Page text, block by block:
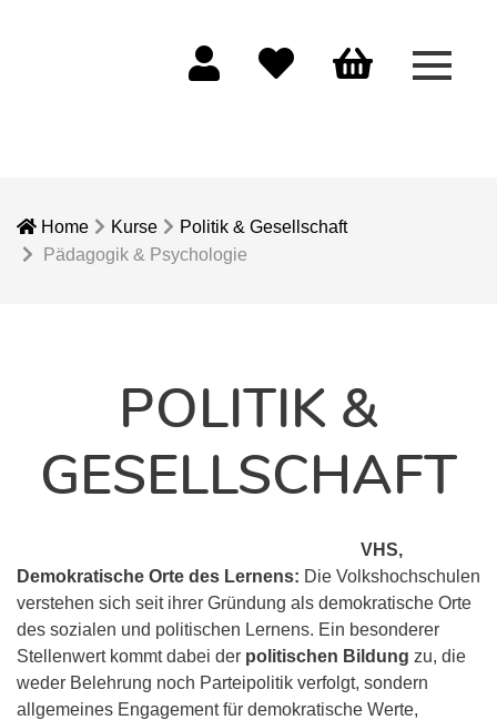
Menü
Home Kurse
Politik & Gesellschaft
Pädagogik & Psychologie
POLITIK &
GESELLSCHAFT
VHS,
Demokratische Orte des Lernens: Die Volkshochschulen
verstehen sich seit ihrer Gründung als demokratische Orte
des sozialen und politischen Lernens. Ein besonderer
Stellenwert kommt dabei der politischen Bildung zu, die
weder Belehrung noch Parteipolitik verfolgt, sondern
allgemeines Engagement für demokratische Werte,